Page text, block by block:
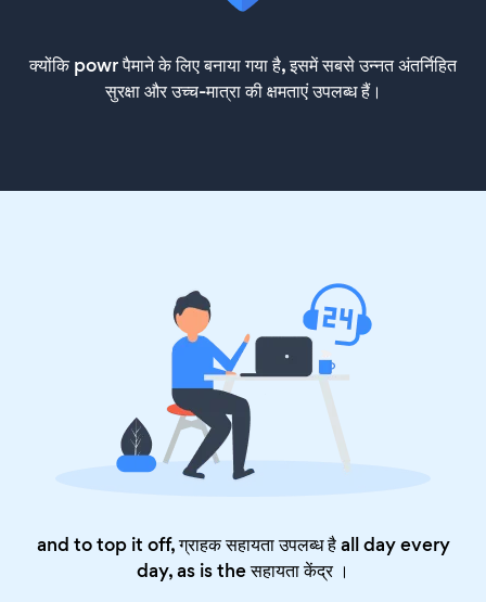
क्योंकि powr पैमाने के लिए बनाया गया है, इसमें सबसे उन्नत अंतर्निहित
सुरक्षा और उच्च-मात्रा की क्षमताएं उपलब्ध हैं।
and to top it off, ग्राहक सहायता उपलब्ध है all day every
day, as is theसहायता केंद्र।